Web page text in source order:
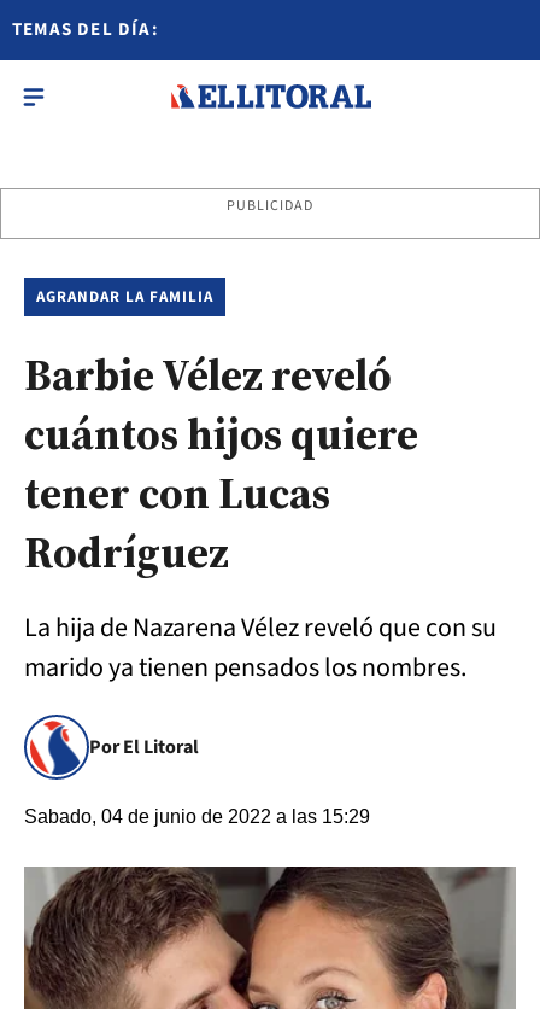
TEMAS DEL DÍA:
PUBLICIDAD
AGRANDAR LA FAMILIA
Barbie Vélez reveló
cuántos hijos quiere
tener con Lucas
Rodríguez
La hija de Nazarena Vélez reveló que con su
marido ya tienen pensados los nombres.
Por El Litoral
Sabado, 04 de junio de 2022 a las 15:29